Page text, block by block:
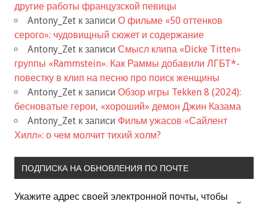
другие работы французской певицы
Antony_Zet к записи О фильме «50 оттенков
серого»: чудовищный сюжет и содержание
Antony_Zet к записи Смысл клипа «Dicke Titten»
группы «Rammstein». Как Раммы добавили ЛГБТ*-
повестку в клип на песню про поиск женщины
Antony_Zet к записи Обзор игры Tekken 8 (2024):
бесноватые герои, «хороший» демон Джин Казама
Antony_Zet к записи Фильм ужасов «Сайлент
Хилл»: о чем молчит тихий холм?
ПОДПИСКА НА ОБНОВЛЕНИЯ ПО ПОЧТЕ
Укажите адрес своей электронной почты, чтобы